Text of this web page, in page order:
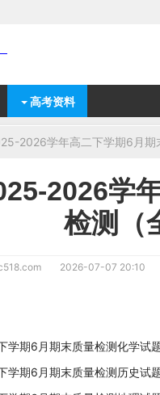
高考资料
2026学年高二下学期6月期
2026学
检测（
2026-07-07 20:10
学期6月期末质量检测化学试
学期6月期末质量检测历史试